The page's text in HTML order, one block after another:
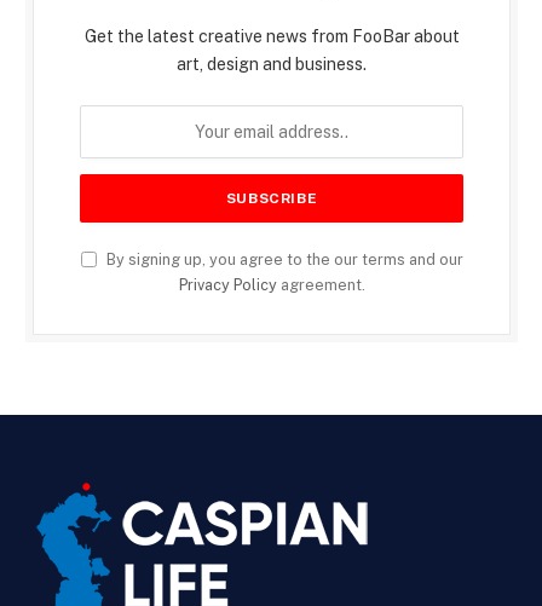
Get the latest creative news from FooBar about
art, design and business.
By signing up, you agree to the our terms and our
Privacy Policyagreement.